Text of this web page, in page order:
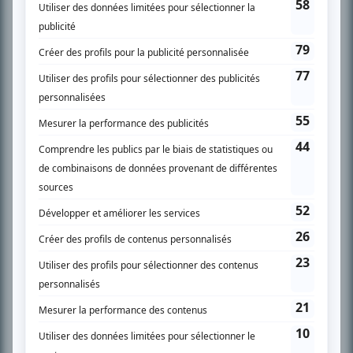
spécialité: la télé québécoise. On peut l’entendre régulièrement commenter
l’actualité télévisuelle au 98,5.
SUR LE RÉSEAU BIZZ MÉDIA
Liste des comédiens